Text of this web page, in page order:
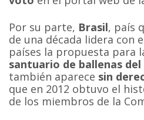
Por su parte, Brasil, país
de una década lidera con
países la propuesta para
santuario de ballenas
también aparece sin
que en 2012 obtuvo el
de los miembros de la